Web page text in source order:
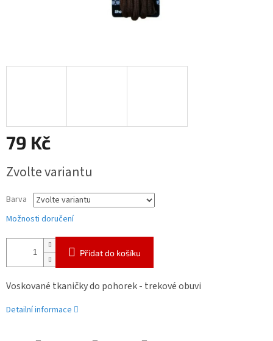
79 Kč
cena:
Zvolte variantu
Barva
Možnosti doručení
Přidat do košíku
Voskované tkaničky do pohorek - trekové obuvi
Detailní informace